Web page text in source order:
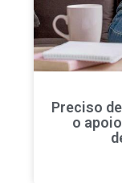
Preciso
o